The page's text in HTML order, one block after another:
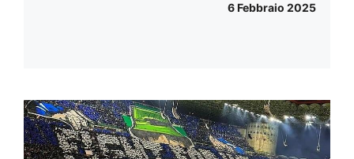
6 Febbraio 2025